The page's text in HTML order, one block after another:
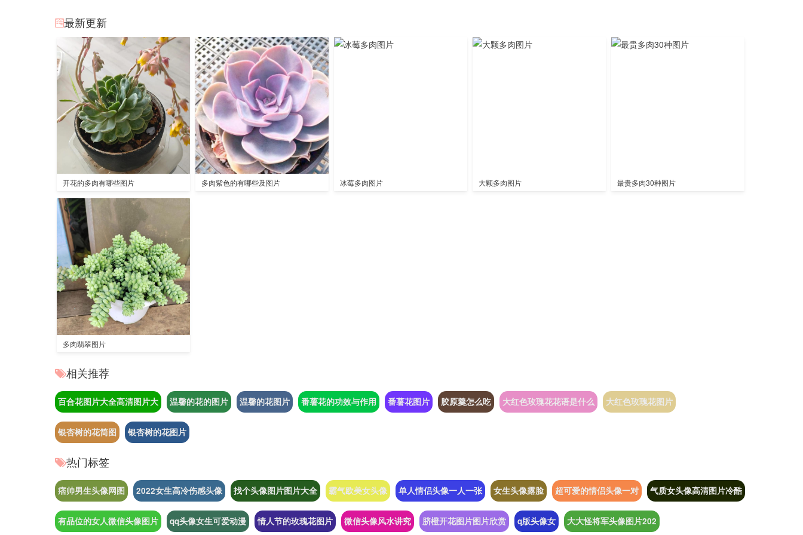
最新更新
开花的多肉有哪些图片 多肉紫色的有哪些及图片 冰莓多肉图片 大颗多肉图片 最贵多肉30种图片
多肉翡翠图片
相关推荐
百合花图片大全高清图片大 温馨的花的图片 温馨的花图片 番薯花的功效与作用 番薯花图片 胶原羹怎么吃 大红色玫瑰花花语是什么 大红色玫瑰花图片
银杏树的花简图 银杏树的花图片
热门标签
痞帅男生头像网图 2022女生高冷伤感头像 找个头像图片图片大全 霸气欧美女头像 单人情侣头像一人一张 女生头像露脸 超可爱的情侣头像一对 气质女头像高清图片冷酷
有品位的女人微信头像图片 qq头像女生可爱动漫 情人节的玫瑰花图片 微信头像风水讲究 脐橙开花图片图片欣赏 q版头像女 大大怪将军头像图片202